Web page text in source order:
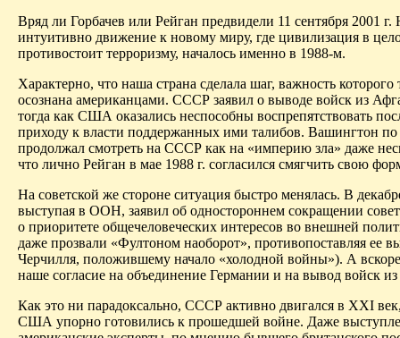
Вряд ли Горбачев или Рейган предвидели 11 сентября 2001 г.
интуитивно движение к новому миру, где цивилизация в
противостоит терроризму, началось именно в 1988-м.
Характерно, что наша страна сделала шаг, важность которого
осознана американцами. СССР заявил о выводе войск из
тогда как США оказались неспособны воспрепятствовать
приходу к власти поддержанных ими талибов. Вашингтон
продолжал смотреть на СССР как на «империю зла» даже
что лично Рейган в мае 1988 г. согласился смягчить свою
На советской же стороне ситуация быстро менялась. В
выступая в ООН, заявил об одностороннем сокращении
о приоритете общечеловеческих интересов во внешней
даже прозвали «Фултоном наоборот», противопоставляя ее
Черчилля, положившему начало «холодной войны»). А
наше согласие на объединение Германии и на вывод войск
Как это ни парадоксально, СССР активно двигался в XXI
США упорно готовились к прошедшей войне. Даже